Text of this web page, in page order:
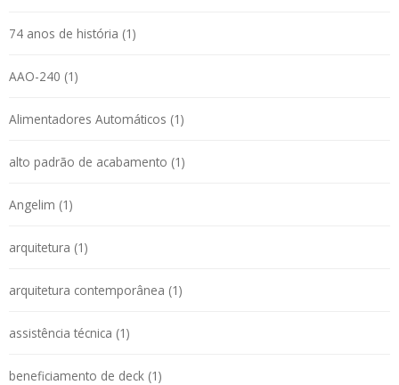
74 anos de história (1)
AAO-240 (1)
Alimentadores Automáticos (1)
alto padrão de acabamento (1)
Angelim (1)
arquitetura (1)
arquitetura contemporânea (1)
assistência técnica (1)
beneficiamento de deck (1)